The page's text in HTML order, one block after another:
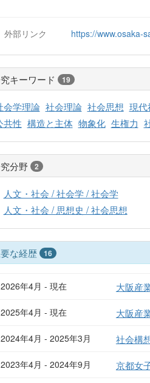
外部リンク https://www.osaka-
キーワード 19
会学理論 社会理論 社会思想 現代
共性 構造と主体 物象化 生権力
分野 2
人文・社会 / 社会学 / 社会学
人文・社会 / 思想史 / 社会思想
な経歴 16
2026年4月 - 現在 大阪産
2025年4月 - 現在 大阪産
2024年4月 - 2025年3月 社会構
2023年4月 - 2024年9月 京都女